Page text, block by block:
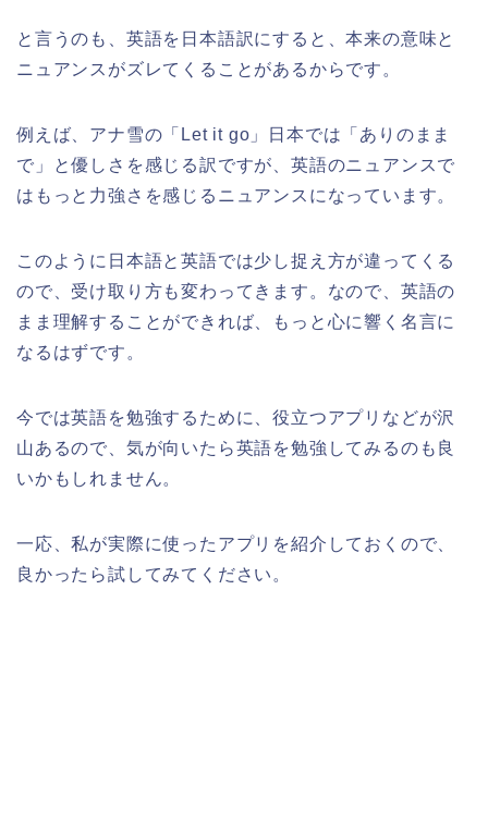
と言うのも、英語を日本語訳にすると、本来の意味と
ニュアンスがズレてくることがあるからです。
例えば、アナ雪の「Let it go」日本では「ありのまま
で」と優しさを感じる訳ですが、英語のニュアンスで
はもっと力強さを感じるニュアンスになっています。
このように日本語と英語では少し捉え方が違ってくる
ので、受け取り方も変わってきます。なので、英語の
まま理解することができれば、もっと心に響く名言に
なるはずです。
今では英語を勉強するために、役立つアプリなどが沢
山あるので、気が向いたら英語を勉強してみるのも良
いかもしれません。
一応、私が実際に使ったアプリを紹介しておくので、
良かったら試してみてください。